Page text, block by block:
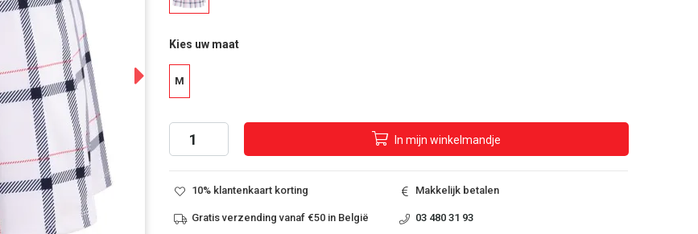
Kies uw maat
M
In mijn winkelmandje
10% klantenkaart korting
Gratis verzending vanaf €50 in België
Makkelijk betalen
03 480 31 93